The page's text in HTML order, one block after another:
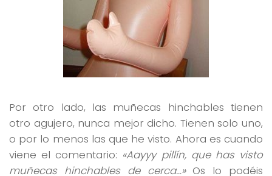
Por otro lado, las muñecas hinchables tienen
otro agujero, nunca mejor dicho. Tienen solo uno,
o por lo menos las que he visto. Ahora es cuando
viene el comentario: «Aayyy pillín, que has visto
muñecas hinchables de cerca…»Os lo podéis